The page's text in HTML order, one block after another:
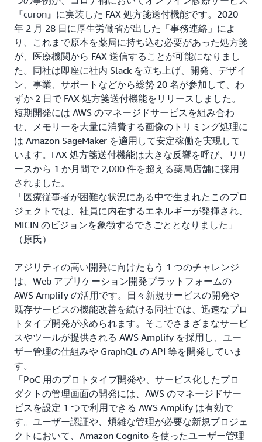
『curon』に実装した FAX 処方箋送付機能です。2020
年 2 月 28 日に厚生労働省が出した「事務連絡」によ
り、これまで原本を薬局に持ち込む必要があった処方箋
が、医療機関から FAX 送信することが可能になりまし
た。同社は即座に社内 Slack を立ち上げ、開発、デザイ
ン、事業、サポートなどから総勢 20 名が参加して、わ
ずか 2 日で FAX 処方箋送付機能をリリースしました。
短期開発には AWS のマネージドサービスを組み合わ
せ、メモリーを大量に消費する画像のトリミング処理に
は Amazon SageMaker を適用して安定稼働を実現して
います。FAX 処方箋送付機能は大きな反響を呼び、リリ
ースから 1 か月間で 2,000 件を超える薬局店舗に採用
されました。
「医療従事者が困難な状況にある中で生まれたこのプロ
ジェクトでは、社員に内在するエネルギーが発揮され、
MICIN のビジョンを象徴するできごととなりました」
（原氏）
アジリティの高い開発に向けたもう 1 つのチャレンジ
は、Web アプリケーション開発プラットフォームの
AWS Amplify の活用です。日々新規サービスの開発や
既存サービスの機能改善を続ける同社では、迅速なプロ
トタイプ開発が求められます。そこでさまざまなサービ
スやツールが提供される AWS Amplify を採用し、ユー
ザー管理の仕組みや GraphQL の API 等を開発していま
す。
「PoC 用のプロトタイプ開発や、サービス化したプロ
ダクトの管理画面の開発には、AWS のマネージドサー
ビスを設定 1 つで利用できる AWS Amplify は有効で
す。ユーザー認証や、煩雑な管理が必要な新規プロジェ
クトにおいて、Amazon Cognito を使ったユーザー管理